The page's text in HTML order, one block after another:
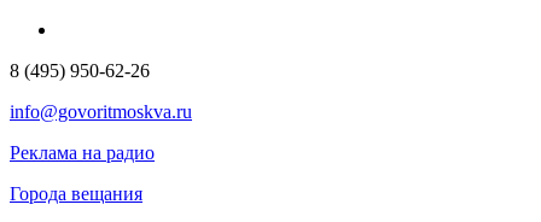
8 (495) 950-62-26
info@govoritmoskva.ru
Реклама на радио
Города вещания